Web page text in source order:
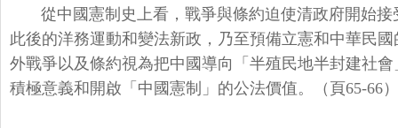
從中國憲制史上看，戰爭與條約迫使清政府開始接
此後的洋務運動和變法新政， 乃至預備立憲和中華民
外戰爭以及條約視為把中國導向「 半殖民地半封建社
積極意義和開啟「中國憲制」的公法價值。（頁65-66